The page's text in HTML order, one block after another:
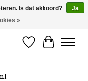
Thuiswinkel Waarborg
Verlanglijst
Is dat akkoord?
Ja
»